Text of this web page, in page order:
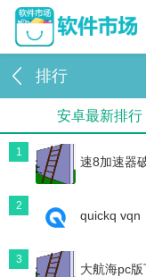
排行
安卓最新排行
1
速8加速器
2
quickq vqn
3
大航海pc版